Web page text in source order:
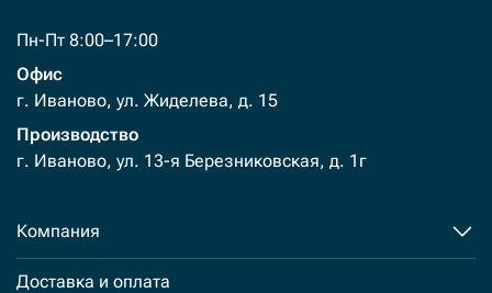
Пн-Пт 8:00–17:00
Офис
г. Иваново, ул. Жиделева, д. 15
Производство
г. Иваново, ул. 13-я Березниковская, д. 1г
Компания
Доставка и оплата